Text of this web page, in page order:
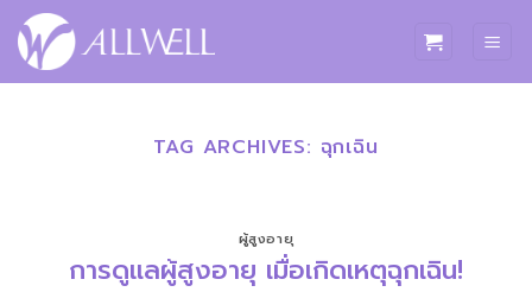
ข้าม
ไป
TAG ARCHIVES: ฉุกเฉิน
ผู้สูงอายุ
การดูแลผู้สูงอายุ เมื่อเกิดเหตุฉุกเฉิน!